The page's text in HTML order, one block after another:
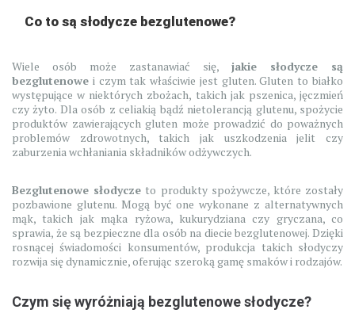
Co to są słodycze bezglutenowe?
Wiele osób może zastanawiać się, jakie słodycze są
bezglutenowe i czym tak właściwie jest gluten. Gluten to białko
występujące w niektórych zbożach, takich jak pszenica, jęczmień
czy żyto. Dla osób z celiakią bądź nietolerancją glutenu, spożycie
produktów zawierających gluten może prowadzić do poważnych
problemów zdrowotnych, takich jak uszkodzenia jelit czy
zaburzenia wchłaniania składników odżywczych.
Bezglutenowe słodycze to produkty spożywcze, które zostały
pozbawione glutenu. Mogą być one wykonane z alternatywnych
mąk, takich jak mąka ryżowa, kukurydziana czy gryczana, co
sprawia, że są bezpieczne dla osób na diecie bezglutenowej. Dzięki
rosnącej świadomości konsumentów, produkcja takich słodyczy
rozwija się dynamicznie, oferując szeroką gamę smaków i rodzajów.
Czym się wyróżniają bezglutenowe słodycze?